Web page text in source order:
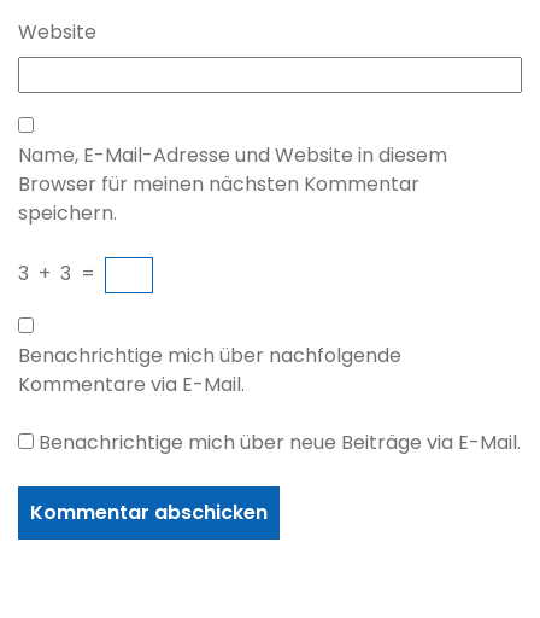
Website
Name, E-Mail-Adresse und Website in diesem
Browser für meinen nächsten Kommentar
speichern.
3 + 3 =
Benachrichtige mich über nachfolgende
Kommentare via E-Mail.
Benachrichtige mich über neue Beiträge via E-Mail.